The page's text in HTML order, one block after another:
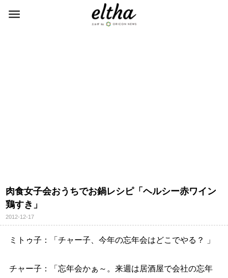
肉食女子会おうちでお鍋レシピ「ヘルシー赤ワイン
鶏すき」
2012-12-17
ミトゥ子：「チャー子、今年の忘年会はどこでやる？ 」
チャー子：「忘年会かぁ～。来週は居酒屋で会社の忘年